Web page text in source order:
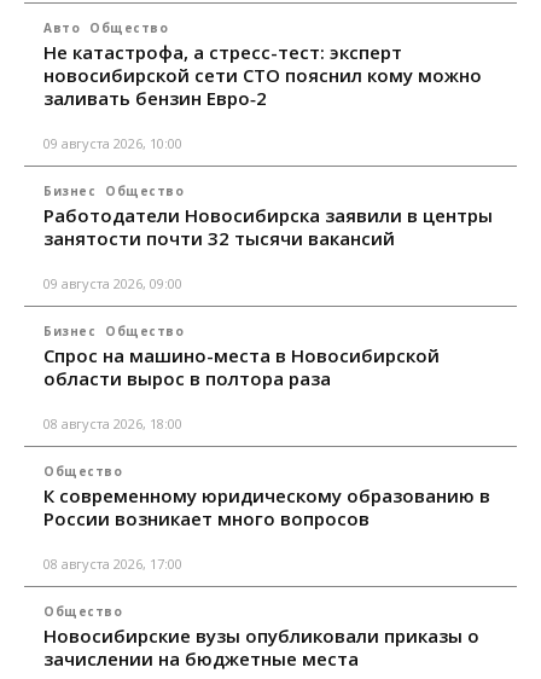
Авто Общество
Не катастрофа, а стресс-тест: эксперт
новосибирской сети СТО пояснил кому можно
заливать бензин Евро‑2
09 августа 2026, 10:00
Бизнес Общество
Работодатели Новосибирска заявили в центры
занятости почти 32 тысячи вакансий
09 августа 2026, 09:00
Бизнес Общество
Спрос на машино-места в Новосибирской
области вырос в полтора раза
08 августа 2026, 18:00
Общество
К современному юридическому образованию в
России возникает много вопросов
08 августа 2026, 17:00
Общество
Новосибирские вузы опубликовали приказы о
зачислении на бюджетные места